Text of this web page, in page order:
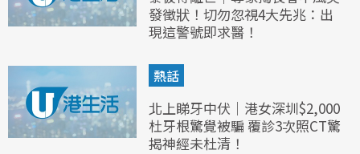
發徵狀！切勿忽視4大先兆：出
現這警號即求醫！
熱話
北上睇牙中伏｜港女深圳$2,000
杜牙根驚覺被騙 覆診3次照CT驚
揭神經未杜清！